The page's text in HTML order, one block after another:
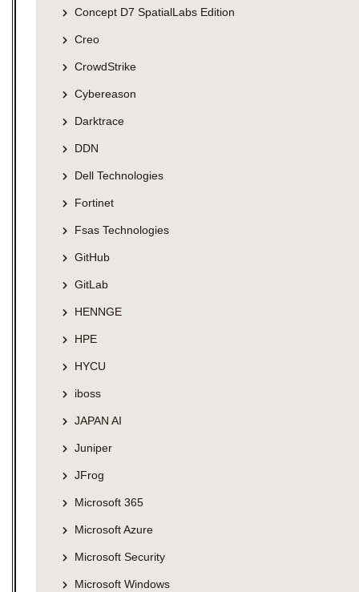
Concept D7 SpatialLabs Edition
Creo
CrowdStrike
Cybereason
Darktrace
DDN
Dell Technologies
Fortinet
Fsas Technologies
GitHub
GitLab
HENNGE
HPE
HYCU
iboss
JAPAN AI
Juniper
JFrog
Microsoft 365
Microsoft Azure
Microsoft Security
Microsoft Windows